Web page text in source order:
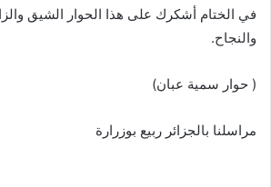
في الختام أشكرك على هذا الحوار الشيق
والنجاح.
( حوار سمية عبان)
مراسلنا بالجزائر ربيع بوزرارة